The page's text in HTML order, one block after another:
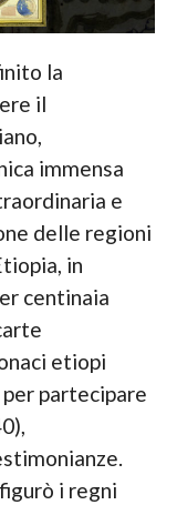
la
il
immensa
e
delle regioni
in
centinaia
etiopi
partecipare
i regni